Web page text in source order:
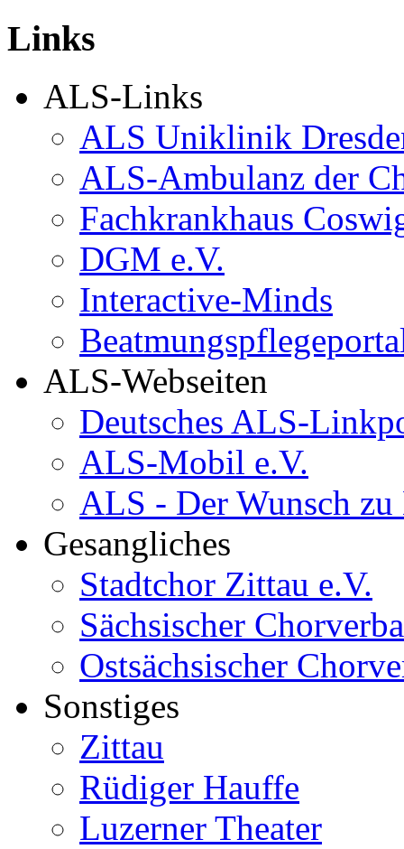
Links
ALS-Links
ALS Uniklinik
ALS-Ambulanz der
Fachkrankhaus
DGM e.V.
Interactive-Minds
ALS-Webseiten
Deutsches ALS-
ALS-Mobil e.V.
ALS - Der Wunsch zu
Gesangliches
Stadtchor Zittau e.V.
Sächsischer
Ostsächsischer
Sonstiges
Zittau
Rüdiger Hauffe
Luzerner Theater